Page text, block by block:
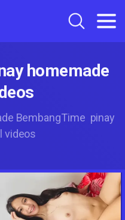
homemade
BembangTime pinay
videos